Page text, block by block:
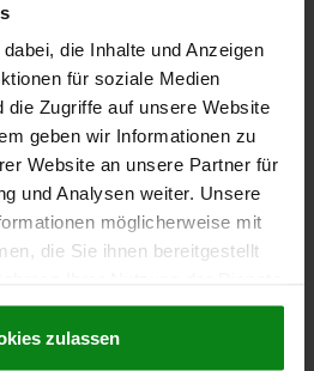
die Inhalte und Anzeigen
für soziale Medien
die Zugriffe auf unsere Website
geben wir Informationen zu
Website an unsere Partner für
und Analysen weiter. Unsere
möglicherweise mit
die Sie ihnen bereitgestellt
Richtlinien
|AGB
zulassen
VERSION LOURDE, EMBASE
BROCHE DE PRESSION FIXE
ET PASSIVÉ,
DE FIXATION=195°
POIGNÉE=130°
C=75 C1=38